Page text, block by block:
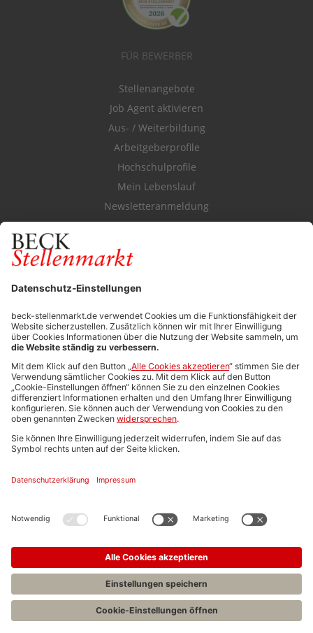
FÜR BEWERBER
Stellenangebote
Job Agent aktivieren
Aus- / Weiterbildung
Arbeitgeberprofile
Hochschulprofile
Mein Lebenslauf
Newsletteranmeldung
Durchsuchen Sie den Stellenkatalog
FÜR ARBEITGEBER
Stellenmarktpreise
Anzeigen-AGB
Media-Daten
Newsletteranmeldung
Produktübersicht
ALLGEMEIN
FAQs
Impressum
Stellenangebote C.H.BECK
Entwickelt durchJobiqo